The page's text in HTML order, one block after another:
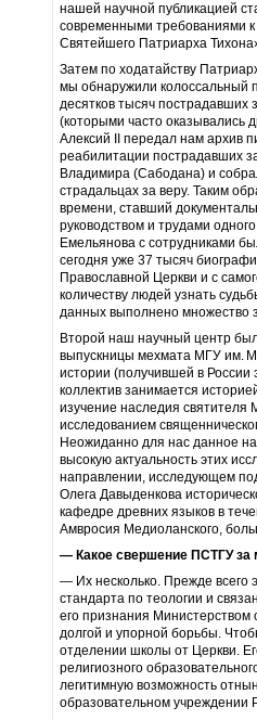
нашей научной публикацией
современными требованиями
Святейшего Патриарха
Затем по ходатайству
мы обнаружили колоссальный
десятков тысяч пострадавших
(которыми часто оказывались
Алексий II передал нам архив
реабилитации пострадавших
Владимира (Сабодана) и
страдальцах за веру. Таким
времени, ставший
руководством и трудами
Емельянова с сотрудниками
сегодня уже 37 тысяч
Православной Церкви и с
количеству людей узнать
данных выполнено множество
Второй наш научный центр
выпускницы мехмата МГУ им.
истории (получившей в
коллектив занимается
изучение наследия
исследованием
Неожиданно для нас данное
высокую актуальность этих
направлении, исследующем
Олега Давыденкова
кафедре древних языков в
Амвросия Медиоланского,
— Какое свершение ПСТГУ за
— Их несколько. Прежде всего
стандарта по теологии и
его признания Министерством
долгой и упорной борьбы.
отделении школы от Церкви.
религиозного
легитимную возможность
образовательном учреждении